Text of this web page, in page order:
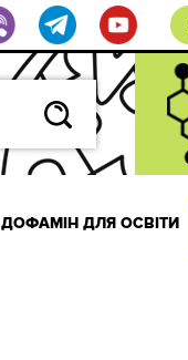
ДОФАМІН ДЛЯ ОСВІТИ